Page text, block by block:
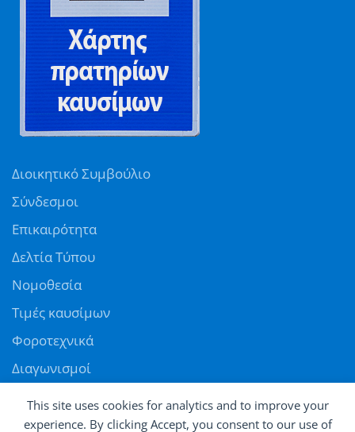
This site uses cookies for analytics and to improve your
experience. By clicking Accept, you consent to our use of
Διοικητικό Συμβούλιο
Σύνδεσμοι
Επικαιρότητα
Δελτία Τύπου
Νομοθεσία
Τιμές καυσίμων
Φοροτεχνικά
Διαγωνισμοί
Αγγελίες
Θέσεις εργασίας